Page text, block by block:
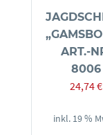
ART.-
8006
24,74€
inkl. 19 %